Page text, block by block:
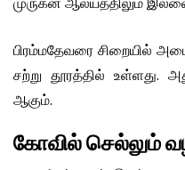
பிரம்மதேவரை சிறையில்
சற்று தூரத்தில் உள்ளது.
ஆகும்.
கோவில் செல்லும்